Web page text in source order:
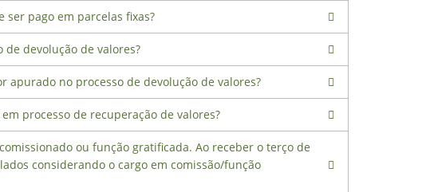
ser pago em parcelas fixas?
devolução de valores?
apurado no processo de devolução de valores?
processo de recuperação de valores?
ou função gratificada. Ao receber o terço de
considerando o cargo em comissão/função